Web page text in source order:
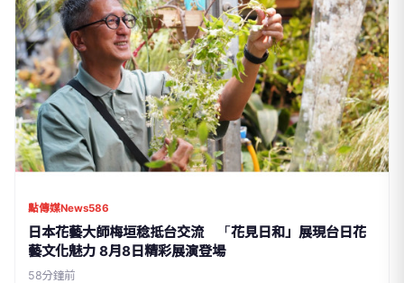
點傳媒News586
日本花藝大師梅垣稔抵台交流 「花見日和」展現台日花
藝文化魅力 8月8日精彩展演登場
58分鐘前